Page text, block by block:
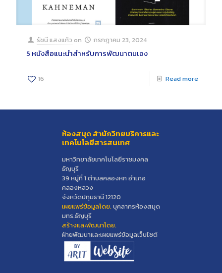
รัชนี แสงแก้ว on กรกฎาคม 23, 2024
5 หนังสือแนะนำสำหรับการพัฒนาตนเอง
16 Read more
ห้องสมุด สำนักวิทยบริการและ
เทคโนโลยีสารสนเทศ
มหาวิทยาลัยเทคโนโลยีราชมงคล
ธัญบุรี
39 หมู่ที่ 1 ตำบลคลองหก อำเภอ
คลองหลวง
จังหวัดปทุมธานี 12120
เผยแพร่ข้อมูลโดย.บุคลากรห้องสมุด
มทร.ธัญบุรี
สร้างและพัฒนาโดย.
ฝ่ายพัฒนาและเผยแพร่ข้อมูลเว็บไซต์